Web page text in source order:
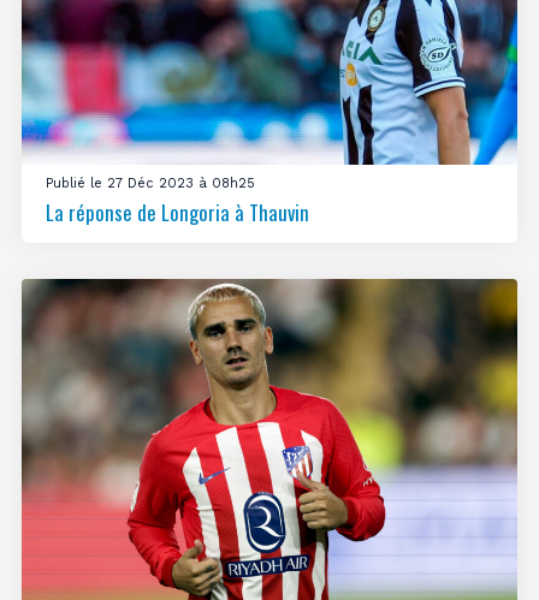
Publié le 27 Déc 2023 à 08h25
La réponse de Longoria à Thauvin